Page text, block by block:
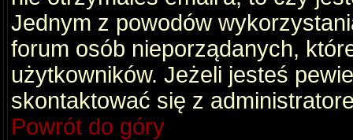
Jednym z powodów
forum osób nieporządanych,
użytkowników. Jeżeli jesteś
skontaktować się z
Powrót do góry